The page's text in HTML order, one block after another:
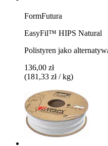
FormFutura
EasyFil™ HIPS Natural
Polistyren jako
136,00 zł
(181,33 zł / kg)